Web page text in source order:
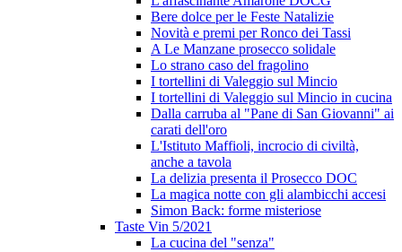
Bere dolce per le Feste Natalizie
Novità e premi per Ronco dei Tassi
A Le Manzane prosecco solidale
Lo strano caso del fragolino
I tortellini di Valeggio sul Mincio
I tortellini di Valeggio sul Mincio in cucina
Dalla carruba al "Pane di San Giovanni" ai
carati dell'oro
L'Istituto Maffioli, incrocio di civiltà,
anche a tavola
La delizia presenta il Prosecco DOC
La magica notte con gli alambicchi accesi
Simon Back: forme misteriose
Taste Vin 5/2021
La cucina del "senza"